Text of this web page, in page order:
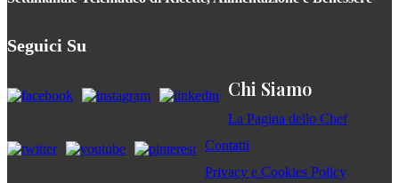
Seguici Su
Chi Siamo
La Pagina dello Chef
Contatti
Privacy e Cookies Policy